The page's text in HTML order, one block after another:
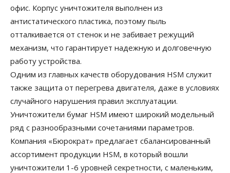
офис. Корпус уничтожителя выполнен из
антистатического пластика, поэтому пыль
отталкивается от стенок и не забивает режущий
механизм, что гарантирует надежную и долговечную
работу устройства.
Одним из главных качеств оборудования HSM служит
также защита от перегрева двигателя, даже в условиях
случайного нарушения правил эксплуатации.
Уничтожители бумаг HSM имеют широкий модельный
ряд с разнообразными сочетаниями параметров.
Компания «Бюрократ» предлагает сбалансированный
ассортимент продукции HSM, в который вошли
уничтожители 1-6 уровней секретности, с маленьким,